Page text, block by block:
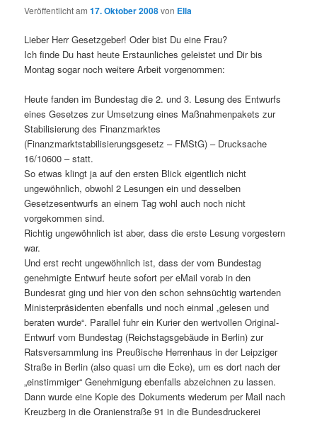
Veröffentlicht am17. Oktober 2008von Ella
Lieber Herr Gesetzgeber! Oder bist Du eine Frau?
Ich finde Du hast heute Erstaunliches geleistet und Dir bis
Montag sogar noch weitere Arbeit vorgenommen:
Heute fanden im Bundestag die 2. und 3. Lesung des Entwurfs
eines Gesetzes zur Umsetzung eines Maßnahmenpakets zur
Stabilisierung des Finanzmarktes
(Finanzmarktstabilisierungsgesetz – FMStG) – Drucksache
16/10600 – statt.
So etwas klingt ja auf den ersten Blick eigentlich nicht
ungewöhnlich, obwohl 2 Lesungen ein und desselben
Gesetzesentwurfs an einem Tag wohl auch noch nicht
vorgekommen sind.
Richtig ungewöhnlich ist aber, dass die erste Lesung vorgestern
war.
Und erst recht ungewöhnlich ist, dass der vom Bundestag
genehmigte Entwurf heute sofort per eMail vorab in den
Bundesrat ging und hier von den schon sehnsüchtig wartenden
Ministerpräsidenten ebenfalls und noch einmal „gelesen und
beraten wurde“. Parallel fuhr ein Kurier den wertvollen Original-
Entwurf vom Bundestag (Reichstagsgebäude in Berlin) zur
Ratsversammlung ins Preußische Herrenhaus in der Leipziger
Straße in Berlin (also quasi um die Ecke), um es dort nach der
„einstimmiger“ Genehmigung ebenfalls abzeichnen zu lassen.
Dann wurde eine Kopie des Dokuments wiederum per Mail nach
Kreuzberg in die Oranienstraße 91 in die Bundesdruckerei